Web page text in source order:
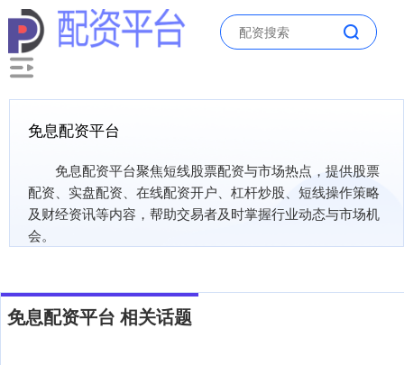
免息配资平台
免息配资平台聚焦短线股票配资与市场热点，提供股票
配资、实盘配资、在线配资开户、杠杆炒股、短线操作策略
及财经资讯等内容，帮助交易者及时掌握行业动态与市场机
会。
免息配资平台 相关话题